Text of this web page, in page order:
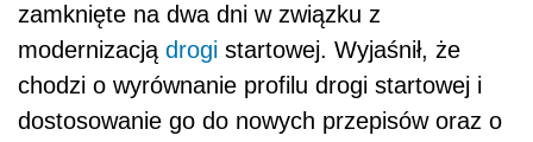
zamknięte na dwa dni w związku z
modernizacją drogi startowej. Wyjaśnił, że
chodzi o wyrównanie profilu drogi startowej i
dostosowanie go do nowych przepisów oraz o